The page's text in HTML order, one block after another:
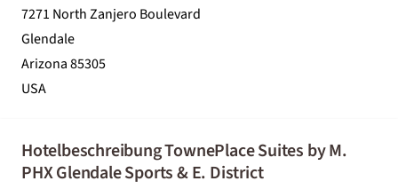
7271 North Zanjero Boulevard
Glendale
Arizona 85305
USA
Hotelbeschreibung TownePlace Suites by M.
PHX Glendale Sports & E. District